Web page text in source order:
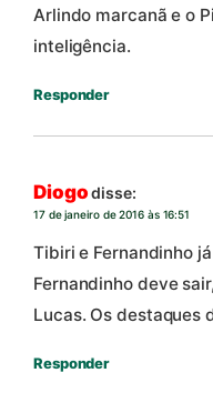
Arlindo marcanã e o
inteligência.
Responder
Diogo disse:
17 de janeiro de 2016 às 16:51
Tibiri e Fernandinho
Fernandinho deve
Lucas. Os destaques
Responder